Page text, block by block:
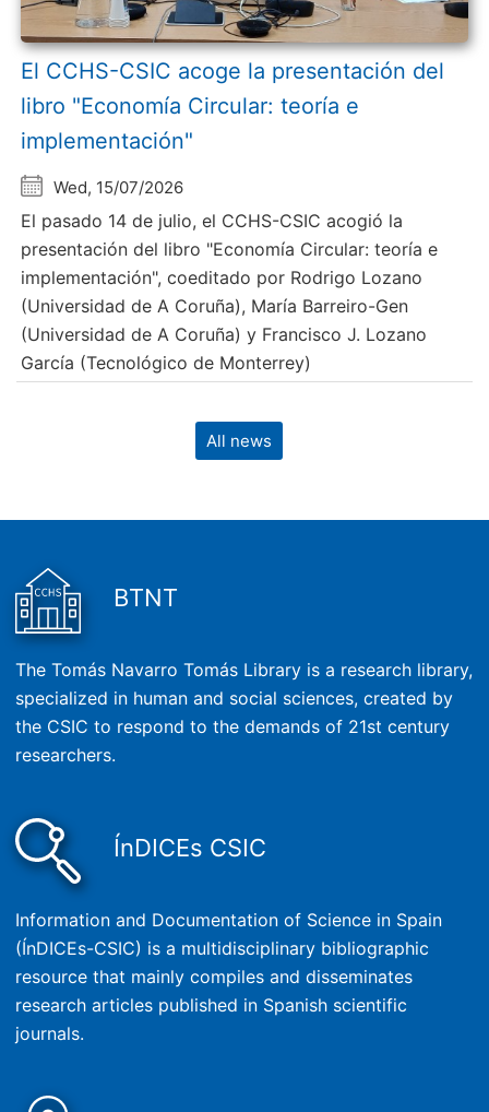
El CCHS-CSIC acoge la presentación del
libro "Economía Circular: teoría e
implementación"
Wed, 15/07/2026
El pasado 14 de julio, el CCHS-CSIC acogió la
presentación del libro "Economía Circular: teoría e
implementación", coeditado por Rodrigo Lozano
(Universidad de A Coruña), María Barreiro-Gen
(Universidad de A Coruña) y Francisco J. Lozano
García (Tecnológico de Monterrey)
All news
BTNT
The Tomás Navarro Tomás Library is a research library,
specialized in human and social sciences, created by
the CSIC to respond to the demands of 21st century
researchers.
ÍnDICEs CSIC
Information and Documentation of Science in Spain
(ÍnDICEs-CSIC) is a multidisciplinary bibliographic
resource that mainly compiles and disseminates
research articles published in Spanish scientific
journals.